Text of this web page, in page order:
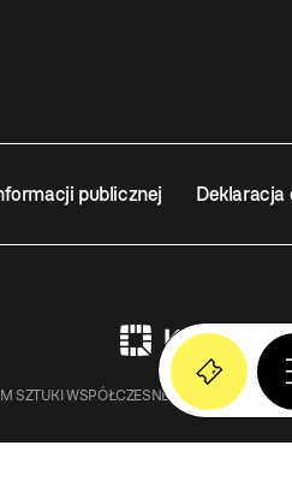
publicznej Deklaracja
SZTUKI WSPÓŁCZESNEJ W KRAKOWIE